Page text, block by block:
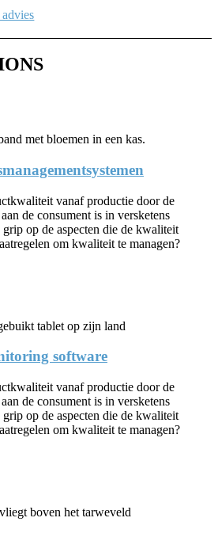
vanaf productie door de
de consument is in versketens
op de aspecten die de kwaliteit
om kwaliteit te managen?
software
vanaf productie door de
de consument is in versketens
op de aspecten die de kwaliteit
om kwaliteit te managen?